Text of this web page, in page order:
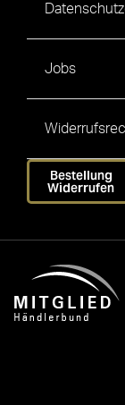
Jobs
Bestellung
Widerrufen